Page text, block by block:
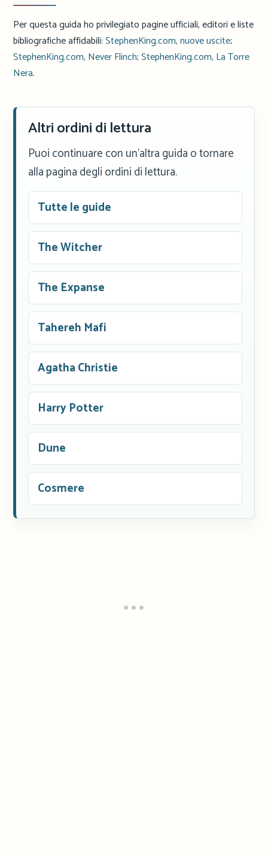
Per questa guida ho privilegiato pagine ufficiali, editori e liste
bibliografiche affidabili:StephenKing.com, nuove uscite;
StephenKing.com, Never Flinch;StephenKing.com, La Torre
Nera.
Altri ordini di lettura
Puoi continuare con un'altra guida o tornare
alla pagina degli ordini di lettura.
Tutte le guide
The Witcher
The Expanse
Tahereh Mafi
Agatha Christie
Harry Potter
Dune
Cosmere